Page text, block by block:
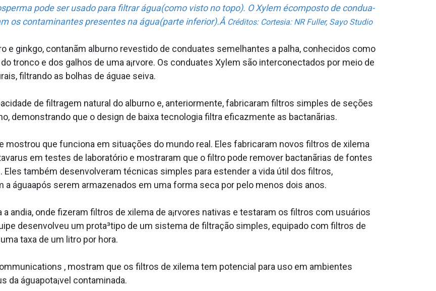
pode ser usado para filtrar água(como visto no topo). O Xylem écomposto de condua­
os contaminantes presentes na água(parte inferior).Â Créditos: Cortesia: NR Fuller, Sayo Studio
e ginkgo, contanãm alburno revestido de condua­tes semelhantes a palha, conhecidos como
tronco e dos galhos de uma a¡rvore. Os condua­tes Xylem são interconectados por meio de
filtrando as bolhas de águae seiva.
de filtragem natural do alburno e, anteriormente, fabricaram filtros simples de seções
demonstrando que o design de baixa tecnologia filtra eficazmente as bactanãrias.
mostrou que funciona em situações do mundo real. Eles fabricaram novos filtros de xilema
em testes de laboratório e mostraram que o filtro pode remover bactanãrias de fontes
Eles também desenvolveram técnicas simples para estender a vida útil dos filtros,
águaapós serem armazenados em uma forma seca por pelo menos dois anos.
andia, onde fizeram filtros de xilema de a¡rvores nativas e testaram os filtros com usuários
desenvolveu um prota³tipo de um sistema de filtração simples, equipado com filtros de
taxa de um litro por hora.
, mostram que os filtros de xilema tem potencial para uso em ambientes
da águapota¡vel contaminada.